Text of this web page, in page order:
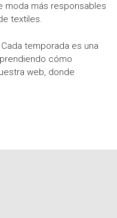
moda más responsables
textiles.
temporada es una
cómo
web, donde